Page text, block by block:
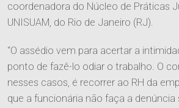
coordenadora do Núcleo de Práticas
UNISUAM, do Rio de Janeiro (RJ).
“O assédio vem para acertar a
ponto de fazê-lo odiar o trabalho. O
nesses casos, é recorrer ao RH da
que a funcionária não faça a denúncia